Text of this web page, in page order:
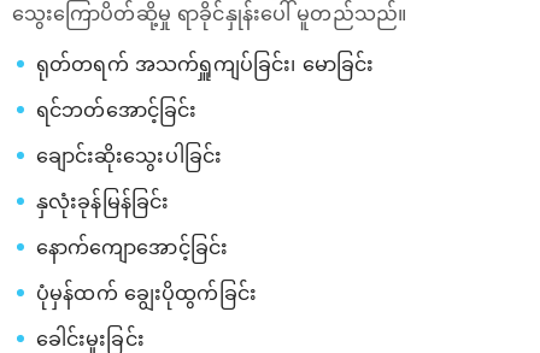
သွေးကြောပိတ်ဆို့မှု ရာခိုင်နှုန်းပေါ် မူတည်သည်။
ရုတ်တရက် အသက်ရှူကျပ်ခြင်း၊ မောခြင်း
ရင်ဘတ်အောင့်ခြင်း
ချောင်းဆိုးသွေးပါခြင်း
နှလုံးခုန်မြန်ခြင်း
နောက်ကျောအောင့်ခြင်း
ပုံမှန်ထက် ချွေးပိုထွက်ခြင်း
ခေါင်းမူးခြင်း